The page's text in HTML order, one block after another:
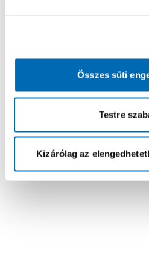
Összes süti
Testre
Kizárólag az